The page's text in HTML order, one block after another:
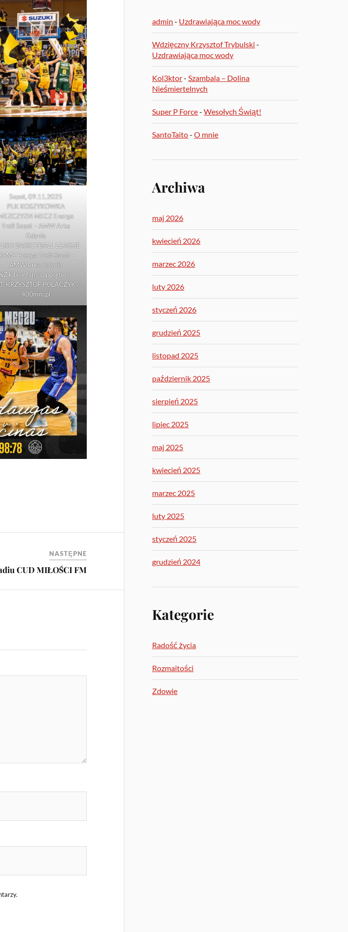
Sopot, 09.11.2025
PLK KOSZYKOWKA
MECZ Energa
Trefl Sopot – AMW Arka
Gdynia
BASKETBALL LEAGUE
Energa Trefl Sopot –
AMW Arka Gdynia
kibice fans supporters ,
KRZYSZTOF POLACZYK /
400mm.pl
NASTĘPNE
CUD MIŁOŚCI FM
admin - Uzdrawiająca moc wody
Wdzięczny Krzysztof Trybulski -
Uzdrawiająca moc wody
Kol3ktor-Szambala – Dolina
Nieśmiertelnych
Super P Force-Wesołych Świąt!
SantoTaito-O mnie
Archiwa
maj 2026
kwiecień 2026
marzec 2026
luty 2026
styczeń 2026
grudzień 2025
listopad 2025
październik 2025
sierpień 2025
lipiec 2025
maj 2025
kwiecień 2025
marzec 2025
luty 2025
styczeń 2025
grudzień 2024
Kategorie
Radość życia
Rozmaitości
Zdowie